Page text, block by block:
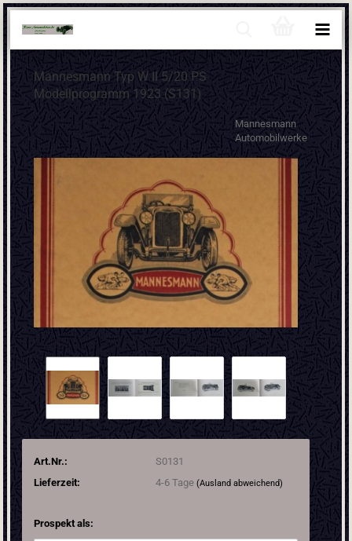
Mannesmann Typ W II 5/20 PS
Modellprogramm 1923 (S131)
Mannesmann
Automobilwerke
Art.Nr.:
S0131
Lieferzeit:
4-6 Tage (Ausland abweichend)
Prospekt als: